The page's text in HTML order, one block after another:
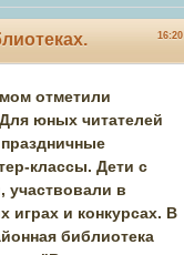
16:20
отметили
юных читателей
классы. Дети с
участвовали в
играх и конкурсах. В
библиотека